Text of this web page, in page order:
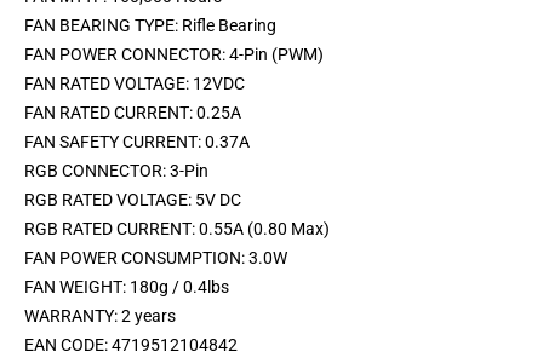
FAN BEARING TYPE: Rifle Bearing
FAN POWER CONNECTOR: 4-Pin (PWM)
FAN RATED VOLTAGE: 12VDC
FAN RATED CURRENT: 0.25A
FAN SAFETY CURRENT: 0.37A
RGB CONNECTOR: 3-Pin
RGB RATED VOLTAGE: 5V DC
RGB RATED CURRENT: 0.55A (0.80 Max)
FAN POWER CONSUMPTION: 3.0W
FAN WEIGHT: 180g / 0.4lbs
WARRANTY: 2 years
EAN CODE: 4719512104842